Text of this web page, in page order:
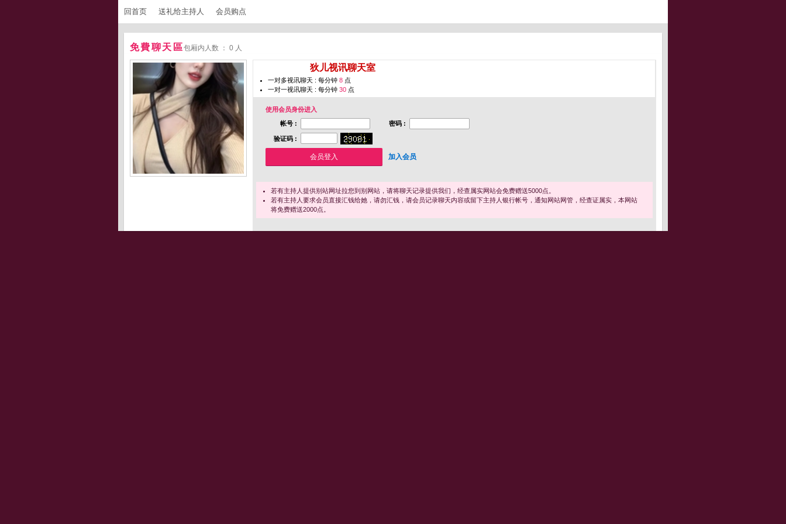
回首页 送礼给主持人 会员购点
免費聊天區包厢内人数 ： 0 人
狄儿视讯聊天室
一对多视讯聊天 : 每分钟 8 点
一对一视讯聊天 : 每分钟 30 点
使用会员身份进入
帐号 :
密码 :
验证码 :
加入会员
若有主持人提供别站网址拉您到别网站，请将聊天记录提供我们，经查属实网站会免费赠送5000点。
若有主持人要求会员直接汇钱给她，请勿汇钱，请会员记录聊天内容或留下主持人银行帐号，通知网站网管，经查证属实，本网站
将免费赠送2000点。